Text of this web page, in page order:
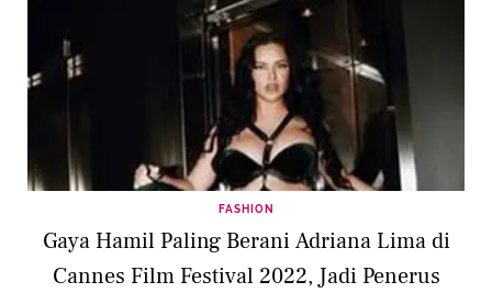
FASHION
Gaya Hamil Paling Berani Adriana Lima di
Cannes Film Festival 2022, Jadi Penerus